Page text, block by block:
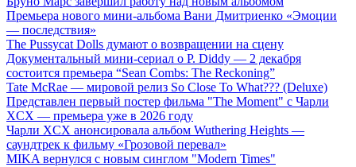
Премьера нового мини-альбома Вани Дмитриенко «Эмоции
— последствия»
The Pussycat Dolls думают о возвращении на сцену
Документальный мини-сериал о P. Diddy — 2 декабря
состоится премьера “Sean Combs: The Reckoning”
Tate McRae — мировой релиз So Close To What??? (Deluxe)
Представлен первый постер фильма "The Moment" с Чарли
XCX — премьера уже в 2026 году
Чарли XCX анонсировала альбом Wuthering Heights —
саундтрек к фильму «Грозовой перевал»
MIKA вернулся с новым синглом "Modern Times"